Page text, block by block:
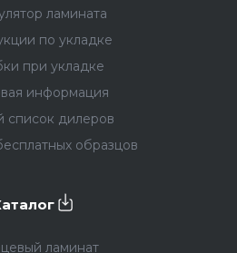
ламината
по укладке
при укладке
информация
список дилеров
образцов
ламинат